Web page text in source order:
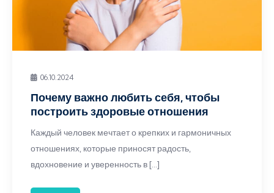
06.10.2024
Почему важно любить себя, чтобы
построить здоровые отношения
Каждый человек мечтает о крепких и гармоничных
отношениях, которые приносят радость,
вдохновение и уверенность в […]